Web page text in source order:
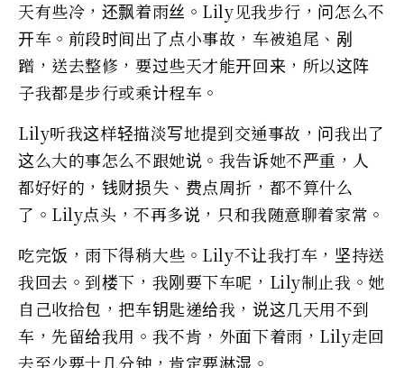
天有些冷，还飘着雨丝。Lily见我步行，问怎么不
开车。前段时间出了点小事故，车被追尾、剐
蹭，送去整修，要过些天才能开回来，所以这阵
子我都是步行或乘计程车。
Lily听我这样轻描淡写地提到交通事故，问我出了
这么大的事怎么不跟她说。我告诉她不严重，人
都好好的，钱财损失、费点周折，都不算什么
了。Lily点头，不再多说，只和我随意聊着家常。
吃完饭，雨下得稍大些。Lily不让我打车，坚持送
我回去。到楼下，我刚要下车呢，Lily制止我。她
自己收拾包，把车钥匙递给我，说这几天用不到
车，先留给我用。我不肯，外面下着雨，Lily走回
去至少要十几分钟，肯定要淋湿。